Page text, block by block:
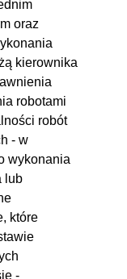
oraz
kierownika
robotami
robót
- w
wykonania
lub
które
-